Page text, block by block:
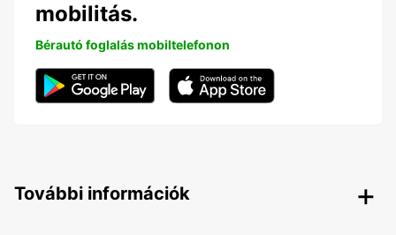
mobilitás.
Bérautó foglalás mobiltelefonon
További információk